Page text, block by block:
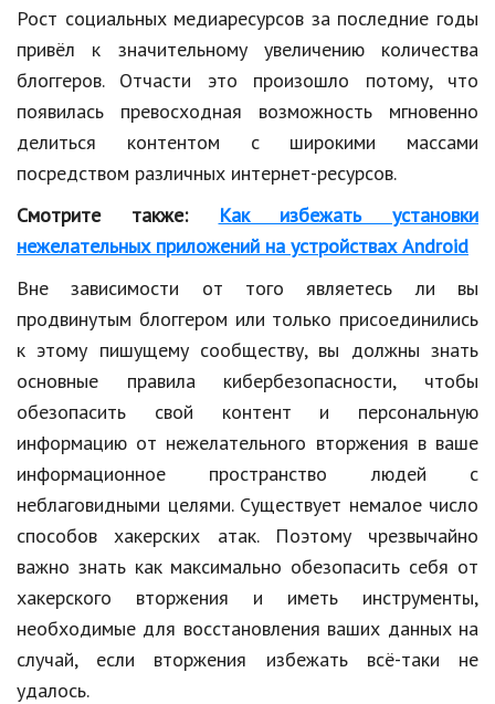
Спорт
Знаменитости
Статьи
Обзоры
Рецепты
Hi-Tech. Интернет
Авто, мото
Дом и сад
Недвижимость
Спорт и фитнес
Психология и отношения
Творчество и рукоделие
Разное
Работа и бизнес
Рост социальных медиаресурсов за последние годы
привёл к значительному увеличению количества
блоггеров. Отчасти это произошло потому, что
появилась превосходная возможность мгновенно
делиться контентом с широкими массами
посредством различных интернет-ресурсов.
Смотрите также:
Как избежать установки
нежелательных приложений на устройствах Android
Вне зависимости от того являетесь ли вы
продвинутым блоггером или только присоединились
к этому пишущему сообществу, вы должны знать
основные правила кибербезопасности, чтобы
обезопасить свой контент и персональную
информацию от нежелательного вторжения в ваше
информационное пространство людей с
неблаговидными целями. Существует немалое число
способов хакерских атак. Поэтому чрезвычайно
важно знать как максимально обезопасить себя от
хакерского вторжения и иметь инструменты,
необходимые для восстановления ваших данных на
случай, если вторжения избежать всё-таки не
удалось.